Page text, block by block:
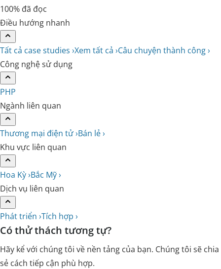
100% đã đọc
Điều hướng nhanh
Tất cả case studies ›Xem tất cả ›Câu chuyện thành công ›
Công nghệ sử dụng
PHP
Ngành liên quan
Thương mại điện tử ›Bán lẻ ›
Khu vực liên quan
Hoa Kỳ ›Bắc Mỹ ›
Dịch vụ liên quan
Phát triển ›Tích hợp ›
Có thử thách tương tự?
Hãy kể với chúng tôi về nền tảng của bạn. Chúng tôi sẽ chia
sẻ cách tiếp cận phù hợp.